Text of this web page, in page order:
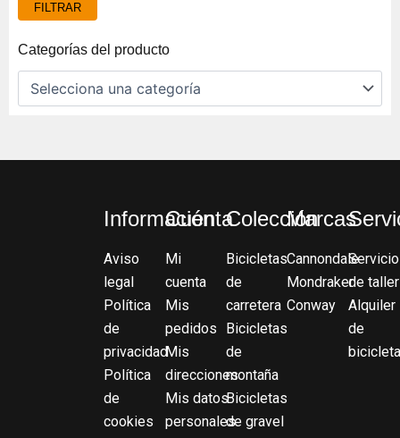
FILTRAR
Categorías del producto
Información
Aviso
legal
Política
de
privacidad
Política
de
cookies
Cuenta
Mi
cuenta
Mis
pedidos
Mis
direcciones
Mis datos
personales
Colección
Bicicletas
de
carretera
Bicicletas
de
montaña
Bicicletas
de gravel
Marcas
Cannondale
Mondraker
Conway
Servicio
de taller
Alquiler
de